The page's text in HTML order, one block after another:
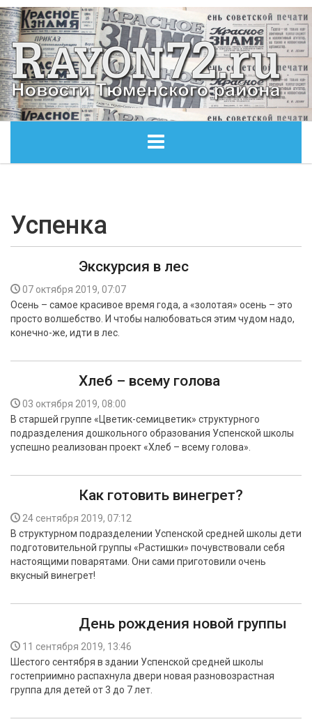
ОБЩЕСТВО
ЭКОНОМИКА
КУЛЬТУРА
БЕЗОПАСНОСТЬ
Успенка
Экскурсия в лес
07 октября 2019, 07:07
Осень – самое красивое время года, а «золотая» осень – это
просто волшебство. И чтобы налюбоваться этим чудом надо,
конечно-же, идти в лес.
Хлеб – всему голова
03 октября 2019, 08:00
В старшей группе «Цветик-семицветик» cтруктурного
подразделения дошкольного образования Успенской школы
успешно реализован проект «Хлеб – всему голова».
Как готовить винегрет?
24 сентября 2019, 07:12
В структурном подразделении Успенской средней школы дети
подготовительной группы «Растишки» почувствовали себя
настоящими поварятами. Они сами приготовили очень
вкусный винегрет!
День рождения новой группы
11 сентября 2019, 13:46
Шестого сентября в здании Успенской средней школы
гостеприимно распахнула двери новая разновозрастная
группа для детей от 3 до 7 лет.